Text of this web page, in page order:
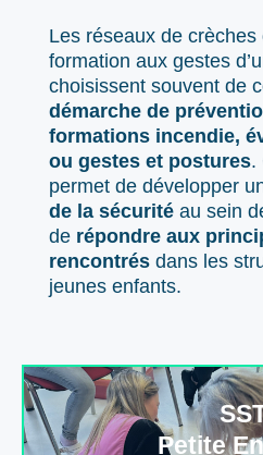
Les réseaux de
formation aux gestes
choisissent souvent de
démarche de
formations incendie,
ou gestes et postures.
permet de développer
de la sécuritéau sein
de répondre aux
rencontrésdans les
jeunes enfants.
Petite